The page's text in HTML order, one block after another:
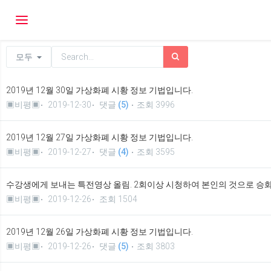
Toggle navigation
모두
2019년 12월 30일 가상화폐 시황 정보 기법입니다.
▣비평▣
2019-12-30 댓글 (5) 조회 3996
2019년 12월 27일 가상화폐 시황 정보 기법입니다.
▣비평▣
2019-12-27 댓글 (4) 조회 3595
수강생에게 보내는 특전영상 올림. 2회이상 시청하여 본인의 것으로 승
▣비평▣
2019-12-26 조회 1504
2019년 12월 26일 가상화폐 시황 정보 기법입니다.
▣비평▣
2019-12-26 댓글 (5) 조회 3803